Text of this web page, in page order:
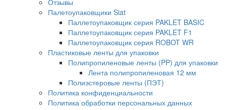
Отзывы
Палетоупаковщики Siat
Паллетоупаковщик серия PAKLET BASIC
Паллетоупаковщик серия PAKLET F1
Паллетоупаковщик серия ROBOT WR
Пластиковые ленты для упаковки
Полипропиленовые ленты (PP) для упаковки
Лента полипропиленовая 12 мм
Полиэстеровые ленты (ПЭТ)
Политика конфиденциальности
Политика обработки персональных данных